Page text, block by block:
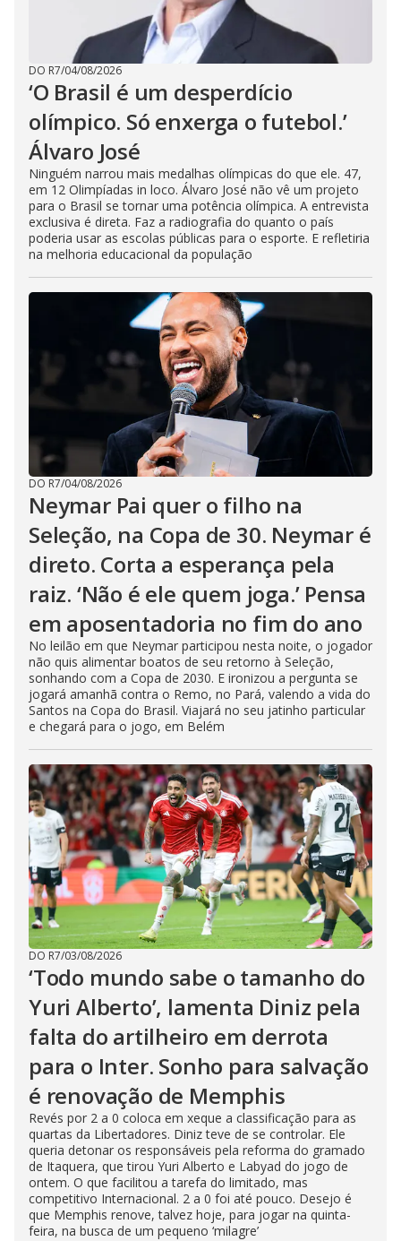
DO R7/04/08/2026
‘O Brasil é um desperdício
olímpico. Só enxerga o futebol.’
Álvaro José
Ninguém narrou mais medalhas olímpicas do que ele. 47,
em 12 Olimpíadas in loco. Álvaro José não vê um projeto
para o Brasil se tornar uma potência olímpica. A entrevista
exclusiva é direta. Faz a radiografia do quanto o país
poderia usar as escolas públicas para o esporte. E refletiria
na melhoria educacional da população
DO R7/04/08/2026
Neymar Pai quer o filho na
Seleção, na Copa de 30. Neymar é
direto. Corta a esperança pela
raiz. ‘Não é ele quem joga.’ Pensa
em aposentadoria no fim do ano
No leilão em que Neymar participou nesta noite, o jogador
não quis alimentar boatos de seu retorno à Seleção,
sonhando com a Copa de 2030. E ironizou a pergunta se
jogará amanhã contra o Remo, no Pará, valendo a vida do
Santos na Copa do Brasil. Viajará no seu jatinho particular
e chegará para o jogo, em Belém
DO R7/03/08/2026
‘Todo mundo sabe o tamanho do
Yuri Alberto’, lamenta Diniz pela
falta do artilheiro em derrota
para o Inter. Sonho para salvação
é renovação de Memphis
Revés por 2 a 0 coloca em xeque a classificação para as
quartas da Libertadores. Diniz teve de se controlar. Ele
queria detonar os responsáveis pela reforma do gramado
de Itaquera, que tirou Yuri Alberto e Labyad do jogo de
ontem. O que facilitou a tarefa do limitado, mas
competitivo Internacional. 2 a 0 foi até pouco. Desejo é
que Memphis renove, talvez hoje, para jogar na quinta-
feira, na busca de um pequeno ‘milagre’